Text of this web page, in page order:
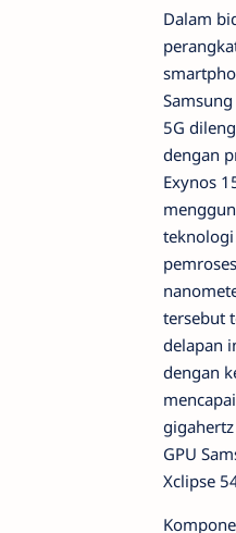
Dalam
5G
dengan
Exynos
teknologi
tersebut
delapan
dengan
GPU
Xclipse